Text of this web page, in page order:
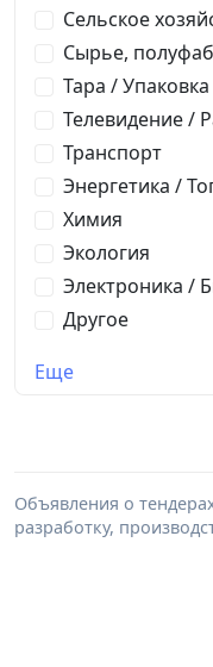
Сельское
Сырье,
Тара / Упаковка
Телевидение /
Транспорт
Энергетика /
Химия
Экология
Электроника /
Другое
Еще
Объявления о
разработку,